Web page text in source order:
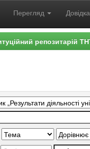
Перегляд Довідка
репозитарій